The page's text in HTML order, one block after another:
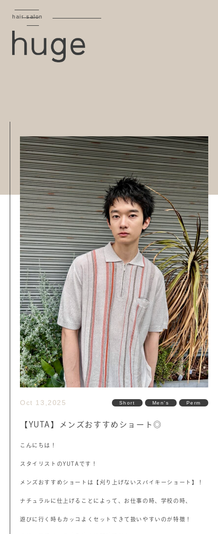
hair salon
Oct 13,2025 Short Men's Perm
【YUTA】メンズおすすめショート◎
こんにちは！
スタイリストのYUTAです！
メンズおすすめショートは【刈り上げないスパイキーショート】！
ナチュラルに仕上げることによって、お仕事の時、学校の時、
遊びに行く時もカッコよくセットできて扱いやすいのが特徴！